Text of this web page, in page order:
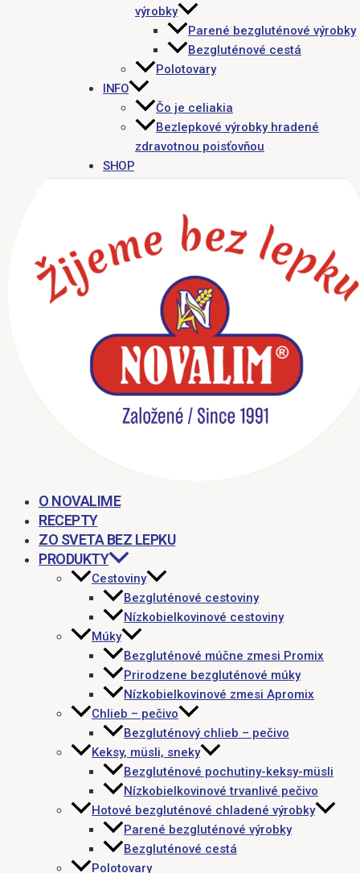
výrobky
Parené bezgluténové výrobky
Bezgluténové cestá
Polotovary
INFO
Čo je celiakia
Bezlepkové výrobky hradené
zdravotnou poisťovňou
SHOP
O NOVALIME
RECEPTY
ZO SVETA BEZ LEPKU
PRODUKTY
Cestoviny
Bezgluténové cestoviny
Nízkobielkovinové cestoviny
Múky
Bezgluténové múčne zmesi Promix
Prirodzene bezgluténové múky
Nízkobielkovinové zmesi Apromix
Chlieb – pečivo
Bezgluténový chlieb – pečivo
Keksy, müsli, sneky
Bezgluténové pochutiny-keksy-müsli
Nízkobielkovinové trvanlivé pečivo
Hotové bezgluténové chladené výrobky
Parené bezgluténové výrobky
Bezgluténové cestá
Polotovary